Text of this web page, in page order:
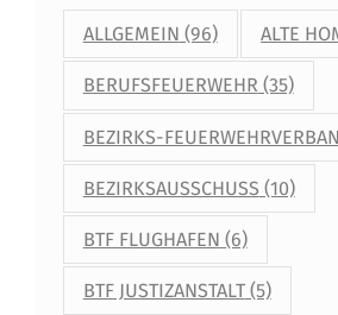
ALLGEMEIN (96) ALTE
BERUFSFEUERWEHR (35)
BEZIRKS-
BEZIRKSAUSSCHUSS (10)
BTF FLUGHAFEN (6)
BTF JUSTIZANSTALT(5)